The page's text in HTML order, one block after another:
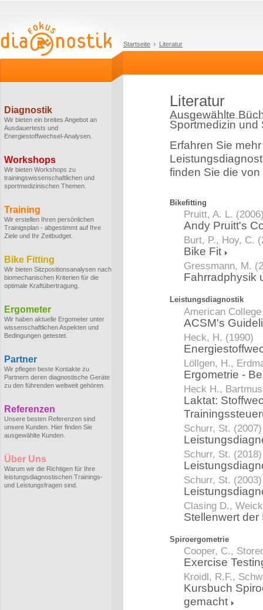
Startseite Literatur
Diagnostik
Wir bieten ein breites Angebot an
Ausdauertests und
Energiestoffwechsel-Analysen.
Workshops
Wir bieten Workshops zu
trainingswissenschaftlichen und
sportmedizinischen Themen.
Training
Wir erstellen Ihren persönlichen
Trainigsplan - abgestimmt auf Ihre
Ziele und Ihr Zeitbudget.
Bike Fitting
Wir bieten Sitzpositionsanalysen nach
biomechanischen Kriterien für die
optimale Kraftübertragung.
Ergometer
Wir haben aktuelle Ergometer unter
wissenschaftlichen Aspekten und
Bedingungen getestet.
Partner
Wir pflegen beste Kontakte zu
Partnern deren diagnostische Geräte
zu den führenden weltweit gehören.
Referenzen
Unsere besten Referenzen sind
unsere Kunden. Hier finden Sie
ausgewählte Kunden.
Über Uns
Warum wir die Richtigen für Ihre
leistungsdiagnostischen Trainings-
und Leistungsfragen sind.
Literatur
Ausgewählte
Sportmedizin und
Erfahren Sie
finden Sie die
Bikefitting
Pruitt, A. L.
Andy Pruitt's
Burt, P., Hoy, C.
Bike Fit
Gressmann, M.
Fahrradphysik
Leistungsdiagnostik
American
ACSM's
Heck, H. (1990)
Löllgen, H.,
Ergometrie -
Heck H.,
Laktat:
Schurr, St. (2007)
Schurr, St. (2018)
Schurr, St. (2003)
Clasing D.,
Stellenwert
Spiroergometrie
Cooper, C.,
Exercise
Kroidl, R.F.,
Kursbuch
gemacht